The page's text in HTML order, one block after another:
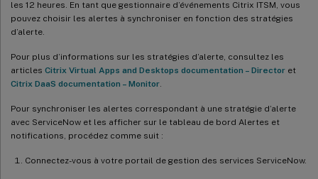
les 12 heures. En tant que gestionnaire d’événements Citrix ITSM, vous
pouvez choisir les alertes à synchroniser en fonction des stratégies
d’alerte.
Pour plus d’informations sur les stratégies d’alerte, consultez les
articles Citrix Virtual Apps and Desktops documentation – Director et
Citrix DaaS documentation – Monitor
Pour synchroniser les alertes correspondant à une stratégie d’alerte
avec ServiceNow et les afficher sur le tableau de bord Alertes et
notifications, procédez comme suit :
Connectez-vous à votre portail de gestion des services ServiceNow.